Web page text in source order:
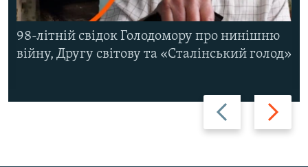
Назад Вперед
98-літній свідок Голодомору про нинішню
війну, Другу світову та «Сталінський голод»